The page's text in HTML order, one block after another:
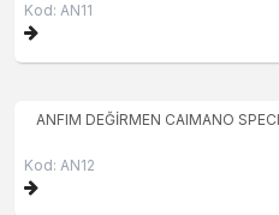
Kod: AN11
ANFIM DEĞİRMEN CAIMANO
Kod: AN12